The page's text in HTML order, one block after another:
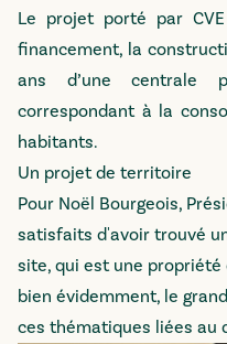
Le projet porté par
financement, la
ans d’une centrale
correspondant à la
habitants.
Un projet de territoire
Pour Noël Bourgeois,
satisfaits d'avoir trouvé
site, qui est une
bien évidemment, le
ces thématiques liées au